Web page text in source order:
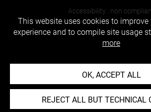
Accessibility : non
This website uses cookies to
experience and to compile site usage
more
OK, ACCEPT ALL
REJECT ALL BUT TECHNICAL